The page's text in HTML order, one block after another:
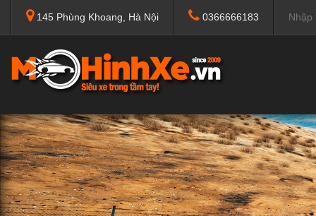
145 Phùng Khoang, Hà Nội 0366666183